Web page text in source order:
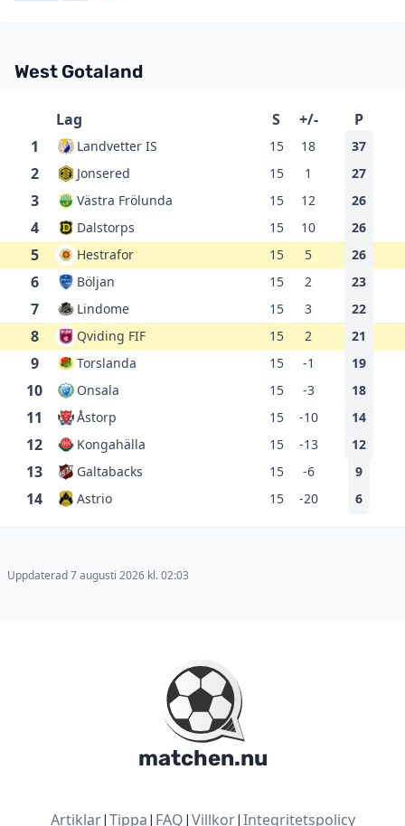
West Gotaland
Lag S +/-
P
1
Landvetter IS 15 18 37
2 Jonsered 15 1 27
3 Västra Frölunda 15 12 26
4 Dalstorps 15 10 26
5 Hestrafor 15 5 26
6 Böljan 15 2 23
7 Lindome 15 3 22
8 Qviding FIF 15 2 21
9 Torslanda 15 -1 19
10 Onsala 15 -3 18
11 Åstorp 15 -10 14
12 Kongahälla 15 -13 12
13 Galtabacks 15 -6 9
14 Astrio 15 -20 6
Uppdaterad 7 augusti 2026 kl. 02:03
matchen.nu
Artiklar|Tippa| FAQ|Villkor|Integritetspolicy